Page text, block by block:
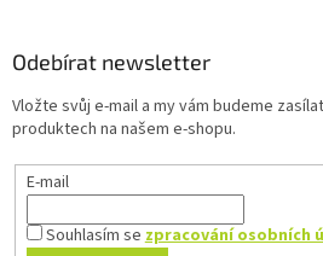
Odebírat newsletter
Vložte svůj e-mail a my vám budeme
produktech na našem e-shopu.
E-mail
Souhlasím se zpracování osobních